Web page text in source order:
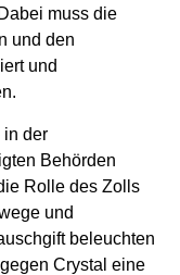
muss die
und den
und
in der
Behörden
Rolle des Zolls
und
beleuchten
Crystal eine